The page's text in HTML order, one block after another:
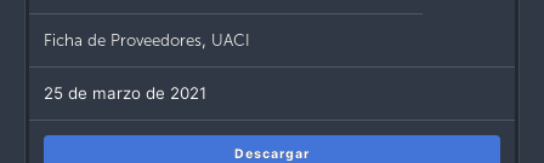
Ficha de Proveedores, UACI
25 de marzo de 2021
Descargar